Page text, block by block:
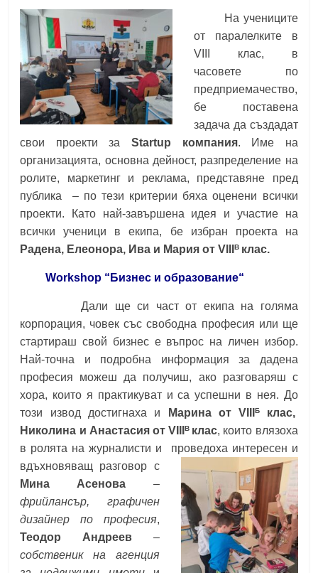
На учениците
от паралелките в
VIII клас, в
часовете по
предприемачество,
бе поставена
задача да създадат
свои проекти за Startup компания. Име на
организацията, основна дейност, разпределение на
ролите, маркетинг и реклама, представяне пред
публика – по тези критерии бяха оценени всички
проекти. Като най-завършена идея и участие на
всички ученици в екипа, бе избран проекта на
Радена, Елеонора, Ива и Мария от VIIIВ клас.
Workshop “Бизнес и образование“
Дали ще си част от екипа на голяма
корпорация, човек със свободна професия или ще
стартираш свой бизнес е въпрос на личен избор.
Най-точна и подробна информация за дадена
професия можеш да получиш, ако разговаряш с
хора, които я практикуват и са успешни в нея. До
този извод достигнаха и
Марина от VIIIБ
клас,
Николина и Анастасия от VIIIB клас, които влязоха
в ролята на журналисти и проведоха интересен и
вдъхновяващ разговор с
Мина Асенова
–
фрийлансър, графичен
дизайнер по професия,
Теодор Андреев –
собственик на агенция